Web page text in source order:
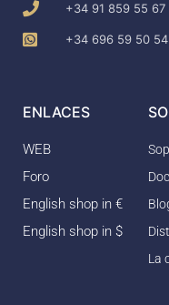
+34 91 859 55 67
+34 696 59 50 54
ENLACES
WEB
Foro
English shop in €
English shop in $
La